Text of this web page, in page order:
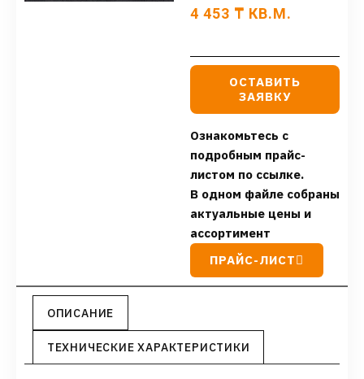
4 453 ₸ КВ.М.
ОСТАВИТЬ
ЗАЯВКУ
Ознакомьтесь с
подробным прайс-
листом по ссылке.
В одном файле собраны
актуальные цены и
ассортимент
ПРАЙС-ЛИСТ
ОПИСАНИЕ
ТЕХНИЧЕСКИЕ ХАРАКТЕРИСТИКИ